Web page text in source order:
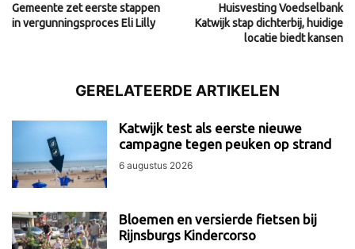
Gemeente zet eerste stappen
in vergunningsproces Eli Lilly
Huisvesting Voedselbank
Katwijk stap dichterbij, huidige
locatie biedt kansen
GERELATEERDE ARTIKELEN
Katwijk test als eerste nieuwe
campagne tegen peuken op strand
6 augustus 2026
Bloemen en versierde fietsen bij
Rijnsburgs Kindercorso